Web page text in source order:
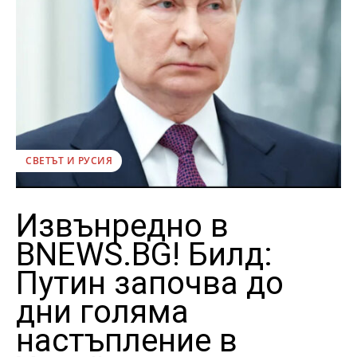
СВЕТЪТ И РУСИЯ
Извънредно в
BNEWS.BG! Билд:
Путин започва до
дни голяма
настъпление в